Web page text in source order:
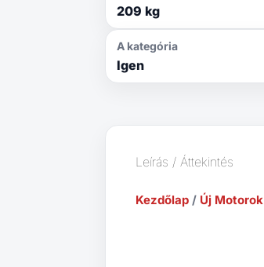
209 kg
A kategória
Igen
Leírás / Áttekintés
Kezdőlap / Új Motorok